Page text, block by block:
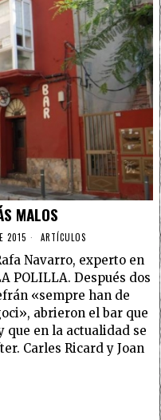
MALOS
2015 ARTÍCULOS
Navarro, experto en
POLILLA. Después dos
«sempre han de
abrieron el bar que
que en la actualidad se
Carles Ricard y Joan